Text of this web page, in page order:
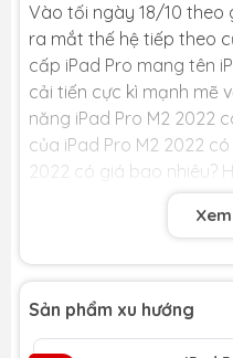
Vào tối ngày 18/10 theo
ra mắt thế hệ tiếp theo
cấp iPad Pro mang tên
cải tiến cực kì mạnh mẽ
năng iPad Pro M2 2022
của iPad Pro M2 2022
2022 có giá bao nhiêu?
qua những đặc điểm
2022 qua bài viết dưới
1, Thiết kế và
2022 có gì mới?
Sản phẩm xu hướng